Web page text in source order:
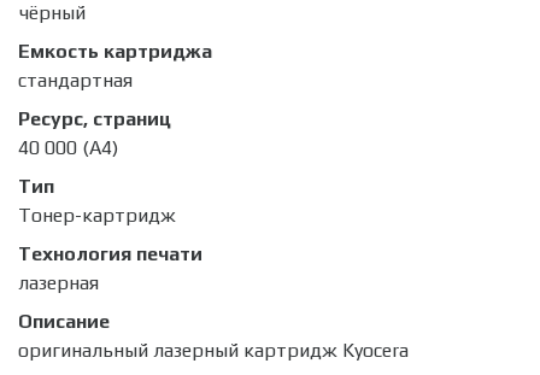
чёрный
Емкость картриджа
стандартная
Ресурс, страниц
40 000 (А4)
Тип
Тонер-картридж
Технология печати
лазерная
Описание
оригинальный лазерный картридж Kyocera